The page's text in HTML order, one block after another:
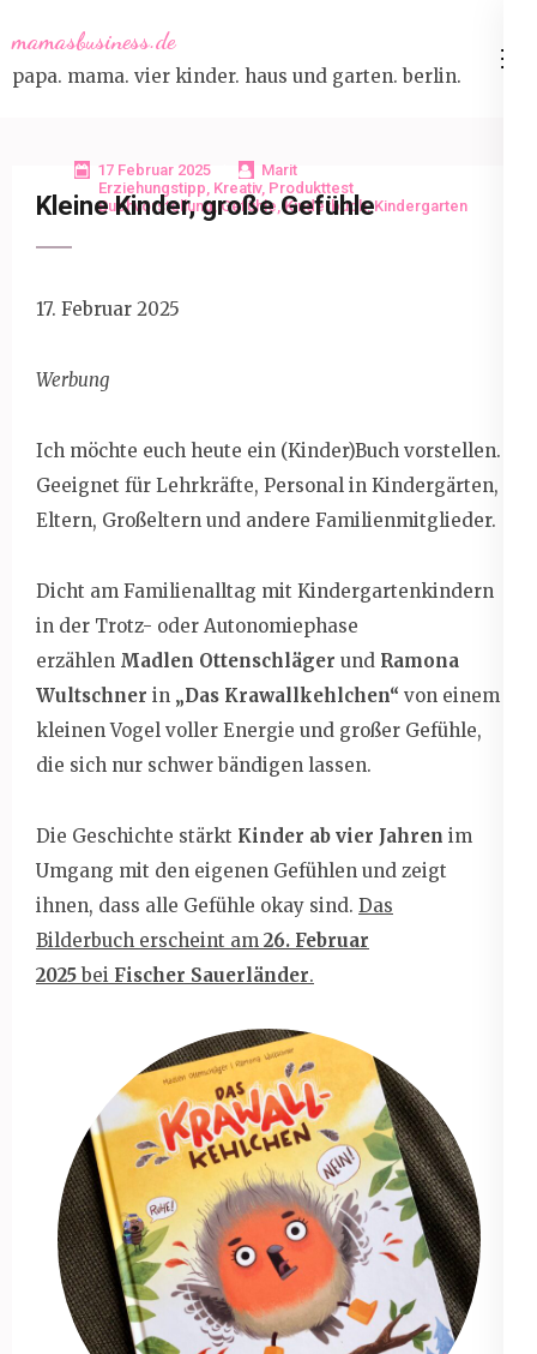
to
content
mamasbusiness.de
papa. mama. vier kinder. haus und garten. berlin.
17 Februar 2025
Marit
Erziehungstipp, Kreativ, Produkttest
Buchvorstellung,Gefühle,Kinderbuch,Kindergarten
Kleine Kinder, große Gefühle
17. Februar 2025
Werbung
Ich möchte euch heute ein (Kinder)Buch vorstellen.
Geeignet für Lehrkräfte, Personal in Kindergärten,
Eltern, Großeltern und andere Familienmitglieder.
Dicht am Familienalltag mit Kindergartenkindern
in der Trotz- oder Autonomiephase
erzählen Madlen Ottenschläger und Ramona
Wultschner in „Das Krawallkehlchen“ von einem
kleinen Vogel voller Energie und großer Gefühle,
die sich nur schwer bändigen lassen.
Die Geschichte stärkt Kinder ab vier Jahren im
Umgang mit den eigenen Gefühlen und zeigt
ihnen, dass alle Gefühle okay sind. Das
Bilderbuch erscheint am 26. Februar
2025bei Fischer Sauerländer.